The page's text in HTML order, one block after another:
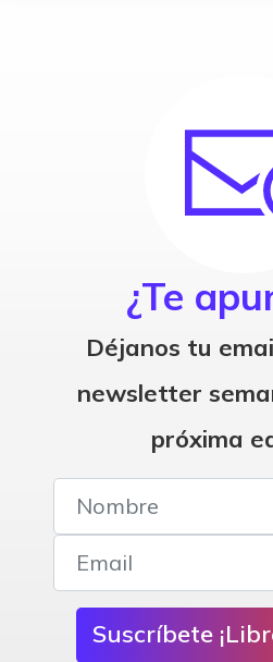
¿Te
Déjanos tu
newsletter
próxima
Suscríbete